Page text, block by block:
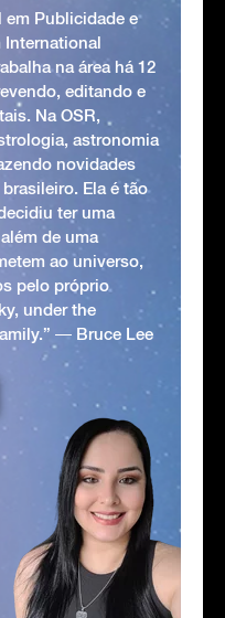
em Publicidade e
International
na área há 12
editando e
Na OSR,
astronomia
novidades
Ela é tão
ter uma
de uma
ao universo,
pelo próprio
under the
― Bruce Lee